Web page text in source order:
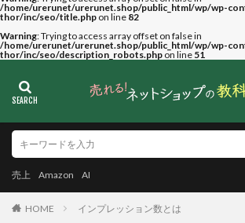
/home/urerunet/urerunet.shop/public_html/wp/wp-
thor/inc/seo/title.php on line 82
Warning: Trying to access array offset on false in
/home/urerunet/urerunet.shop/public_html/wp/wp-
thor/inc/seo/description_robots.php on line 51
売上 Amazon AI
HOME インプレッション数とは